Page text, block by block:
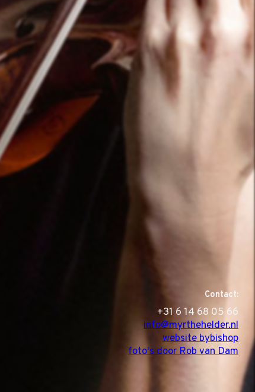
Contact:
‭+31 6 14 68 05 66
info@myrthehelder.nl
website bybishop
foto's door Rob van Dam